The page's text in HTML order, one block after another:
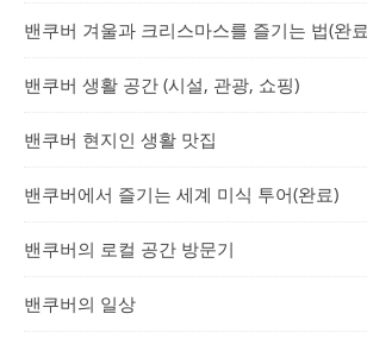
밴쿠버 겨울과 크리스마스를 즐기는 법(완
밴쿠버 생활 공간 (시설, 관광, 쇼핑)
밴쿠버 현지인 생활 맛집
밴쿠버에서 즐기는 세계 미식 투어(완료)
밴쿠버의 로컬 공간 방문기
밴쿠버의 일상